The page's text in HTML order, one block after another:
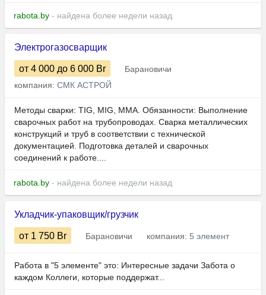
rabota.by - найдена более недели назад
Электрогазосварщик
от 4 000 до 6 000 Br
Барановичи
компания: СМК АСТРОЙ
Методы сварки: TIG, MIG, MMA. Обязанности: Выполнение
сварочных работ на трубопроводах. Сварка металлических
конструкций и труб в соответствии с технической
документацией. Подготовка деталей и сварочных
соединений к работе....
rabota.by - найдена более недели назад
Укладчик-упаковщик/грузчик
от 1 750 Br Барановичи компания: 5 элемент
Работа в "5 элементе" это: Интересные задачи Забота о
каждом Коллеги, которые поддержат...